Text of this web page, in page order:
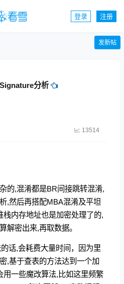
登录 注册
发新帖
分析
13514
的,混淆都是BR间接跳转混淆,
,然后再搭配MBA混淆及平坦
内存地址也是加密处理了的,
解密出来,再取数据。
话,会耗费大量时间，因为里
,基于查表的方法达到一个加
用一些魔改算法,比如这里频繁